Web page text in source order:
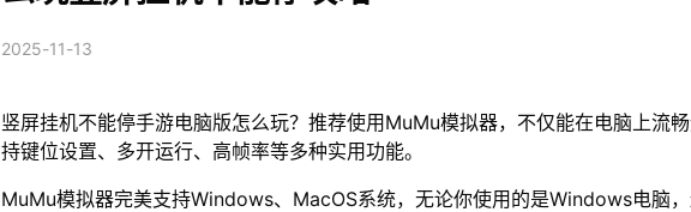
2025-11-13
竖屏挂机不能停手游电脑版怎么玩？推荐使用MuMu模拟器，不仅能在电脑上流
持键位设置、多开运行、高帧率等多种实用功能。
MuMu模拟器完美支持Windows、MacOS系统，无论你使用的是Windows电脑